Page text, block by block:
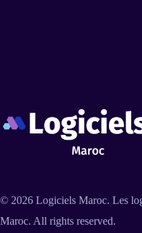
© 2026 Logiciels Maroc. Les
Maroc. All rights reserved.